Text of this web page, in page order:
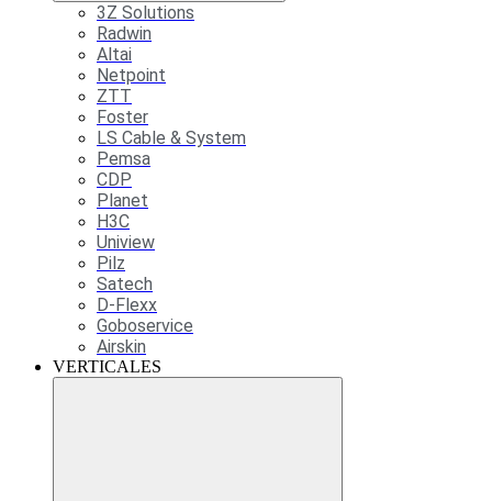
3Z Solutions
Radwin
Altai
Netpoint
ZTT
Foster
LS Cable & System
Pemsa
CDP
Planet
H3C
Uniview
Pilz
Satech
D-Flexx
Goboservice
Airskin
VERTICALES